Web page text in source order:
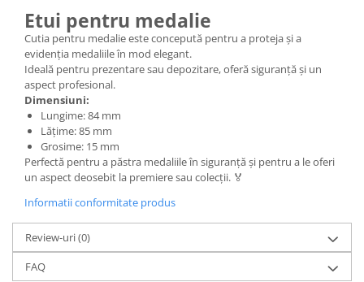
Etui pentru medalie
Cutia pentru medalie este concepută pentru a proteja și a
evidenția medaliile în mod elegant.
Ideală pentru prezentare sau depozitare, oferă siguranță și un
aspect profesional.
Dimensiuni:
Lungime: 84 mm
Lățime: 85 mm
Grosime: 15 mm
Perfectă pentru a păstra medaliile în siguranță și pentru a le oferi
un aspect deosebit la premiere sau colecții. 🏅
Informatii conformitate produs
Review-uri(0)
FAQ